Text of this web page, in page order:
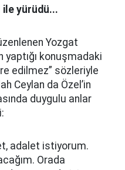
yürüdü...
Yozgat
konuşmadaki
edilmez” sözleriyle
Ceylan da Özel’in
duygulu anlar
adalet istiyorum.
Orada